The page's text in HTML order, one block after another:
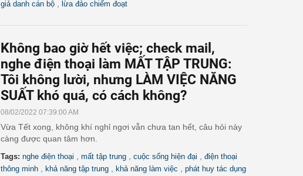
giả danh cán bộ lừa đảo chiếm đoạt
Không bao giờ hết việc; check mail,
nghe điện thoại làm MẤT TẬP TRUNG:
Tôi không lười, nhưng LÀM VIỆC NĂNG
SUẤT khó quá, có cách không?
08/02/2022 07:39:00 AM
Vừa Tết xong, không khí nghỉ ngơi vẫn chưa tan hết, câu hỏi này
càng được quan tâm hơn.
Tags: nghe điện thoại mất tập trung cuộc sống hiện đại
điện thoại
thông minh
khả năng tập trung khả năng làm việc phát huy tác dụng